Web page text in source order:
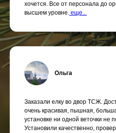
хочется. Все от персонала до
высшем уровне. еще...
Ольга
Заказали елку во двор ТСЖ.
очень красивая, пышная,
установке ни одной веточки не
Установили качественно,